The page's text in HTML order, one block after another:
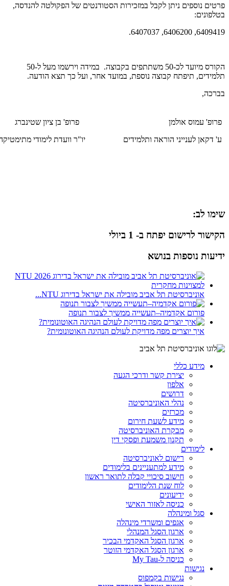
פרטים נוספים ניתן לקבל במזכירות הסטודנטים של הפקולטה להנדסה,
בטלפונים:
6409419, 6406200, 6407037.
הקורס מיועד לכ-50 משתתפים בקבוצה. במידה וירשמו מעל ל-50
תלמידים, תיפתח קבוצה נוספת, במועד אחר, ועל כך תצא הודעה.
בברכה,
פרופ' עמוס אולמן
ע' דקאן לענייני הוראה ותלמידים
פרופ' בן ציון שטינברג
יו"ר וועדת לימודי
שימו לב:
הקישור לרישום יפתח ב- 1 ביולי
ידיעות נוספות בנושא
אוניברסיטת תל אביב מובילה את ישראל בדירוג NTU...
פורום אקדמיה–תעשייה ממשיך לצבור תנופה
איך יוצרים מפה מדויקת לעולם הנהיגה האוטונומית?
מידע כללי
יצירת קשר ודרכי הגעה
אלפון
דרושים
נהלי האוניברסיטה
מכרזים
מידע לשעת חירום
מבקרת האוניברסיטה
תקנון משמעת ופסקי דין
לימודים
רישום לאוניברסיטה
מידע למתעניינים בלימודים
חישוב סיכויי קבלה לתואר ראשון
לוח שנת הלימודים
ידיעונים
כניסה לאזור האישי
סגל ומינהלה
אגפים ומשרדי מינהלה
ארגון הסגל המנהלי
ארגון הסגל האקדמי הבכיר
ארגון הסגל האקדמי הזוטר
כניסה ל-My Tau
נגישות
נגישות בקמפוס